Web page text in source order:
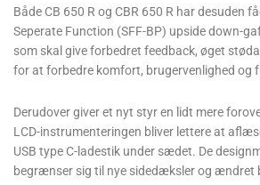
Både CB 650 R og CBR 650 R har desuden
Seperate Function (SFF-BP) upside down-
som skal give forbedret feedback, øget
for at forbedre komfort, brugervenlighed og
Derudover giver et nyt styr en lidt mere
LCD-instrumenteringen bliver lettere at
USB type C-ladestik under sædet. De
begrænser sig til nye sidedæksler og ændret